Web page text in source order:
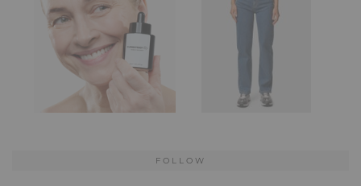
FOLLOW